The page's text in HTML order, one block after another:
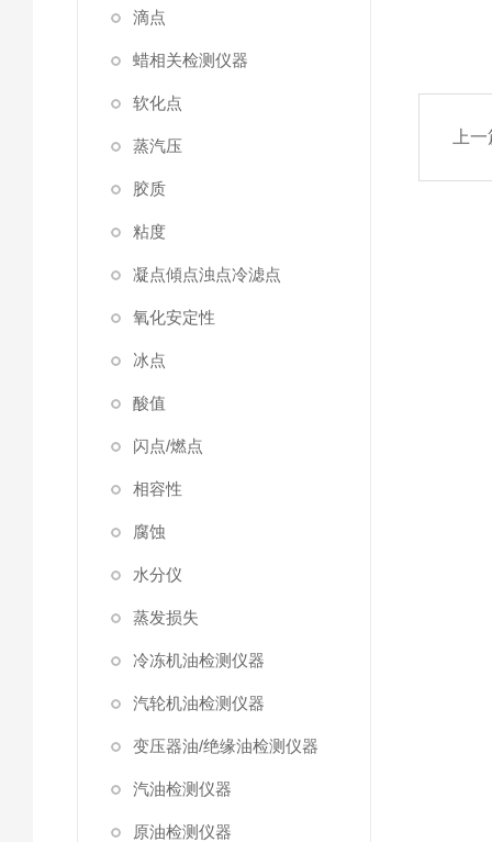
滴点
蜡相关检测仪器
软化点
蒸汽压
胶质
粘度
凝点傾点浊点冷滤点
氧化安定性
冰点
酸值
闪点/燃点
相容性
腐蚀
水分仪
蒸发损失
冷冻机油检测仪器
汽轮机油检测仪器
变压器油/绝缘油检测仪器
汽油检测仪器
原油检测仪器
上